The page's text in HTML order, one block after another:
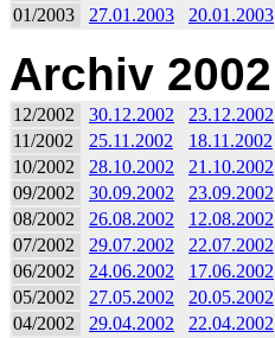
01/2003
27.01.2003 20.01.2003
Archiv 2002
12/2002 30.12.2002 23.12.2002
11/2002
25.11.2002 18.11.2002
10/2002
28.10.2002 21.10.2002
09/2002
30.09.2002 23.09.2002
08/2002
26.08.2002 12.08.2002
07/2002
29.07.2002 22.07.2002
06/2002
24.06.2002 17.06.2002
05/2002
27.05.2002 20.05.2002
04/2002
29.04.2002 22.04.2002